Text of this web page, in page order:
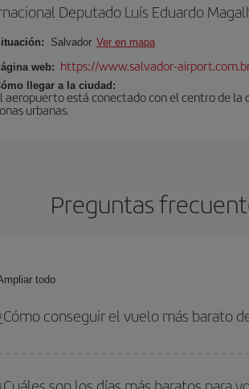
Deputado Luís Eduardo
Salvador Ver en mapa
web: https://www.salvador-
llegar a la ciudad:
aeropuerto está conectado con el centro de
urbanas.
Preguntas
todo
conseguir el vuelo más barato
fechas y horarios de ida y vuelta.